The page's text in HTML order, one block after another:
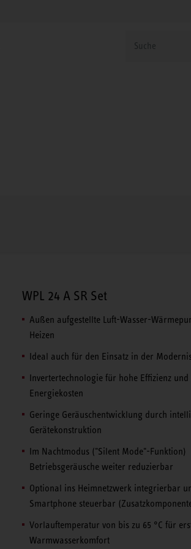
WPL 24 A SR Set
Außen aufgestellte Luft-Wasser-
Heizen
Ideal auch für den Einsatz in der
Invertertechnologie für hohe Effizienz
Energiekosten
Geringe Geräuschentwicklung durch
Gerätekonstruktion
Im Nachtmodus ("Silent Mode"-Funktion)
Betriebsgeräusche weiter reduzierbar
Optional ins Heimnetzwerk integrierbar
Smartphone steuerbar
Vorlauftemperatur von bis zu 65 °C für
Warmwasserkomfort